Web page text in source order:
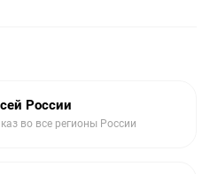
России
во все регионы России